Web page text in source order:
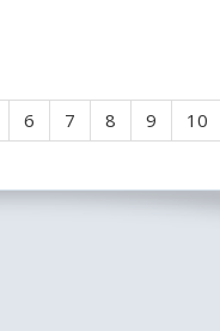
6 7 8 9 10